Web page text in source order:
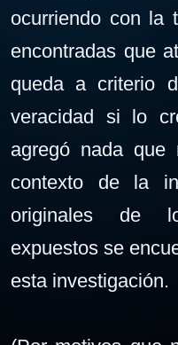
ocurriendo con la
encontradas que
queda a criterio
veracidad si lo
agregó nada que
contexto de la
originales de
expuestos se
esta investigación.